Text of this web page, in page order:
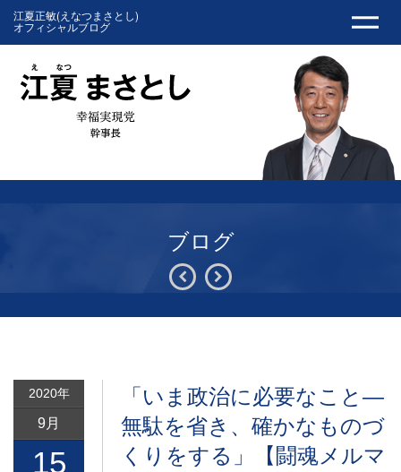
江夏正敏(えなつまさとし)
オフィシャルブログ
ブログ
2020年
9月
15
「いま政治に必要なこと―
無駄を省き、確かなものづ
くりをする」【闘魂メルマ